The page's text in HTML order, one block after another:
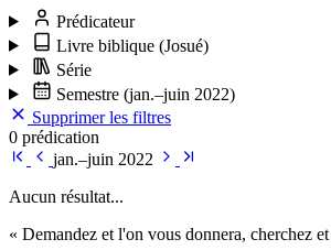
Prédicateur
Livre biblique (Josué)
Série
Semestre (jan.–juin 2022)
Supprimer les filtres
0 prédication
jan.–juin 2022
Aucun résultat...
« Demandez et l'on vous donnera, cherchez